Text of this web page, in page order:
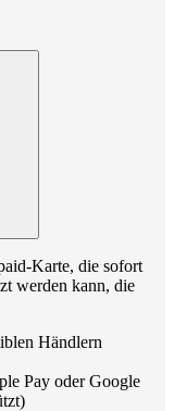
Karte, die sofort
werden kann, die
Händlern
Pay oder Google